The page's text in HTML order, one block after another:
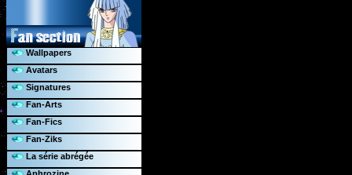
Wallpapers
Avatars
Signatures
Fan-Arts
Fan-Fics
Fan-Ziks
La série abrégée